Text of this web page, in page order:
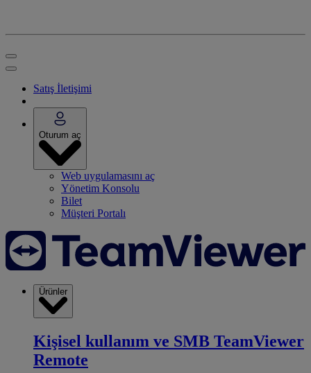
Satış İletişimi
Oturum aç
Web uygulamasını aç
Yönetim Konsolu
Bilet
Müşteri Portalı
Ürünler
Kişisel kullanım ve SMB TeamViewer
Remote